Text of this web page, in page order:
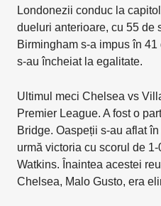
Londonezii conduc la
dueluri anterioare, cu 55 de
Birmingham s-a impus în
s-au încheiat la egalitate.
Ultimul meci Chelsea vs
Premier League. A fost o
Bridge. Oaspeții s-au aflat
urmă victoria cu scorul de
Watkins. Înaintea acestei
Chelsea, Malo Gusto, era